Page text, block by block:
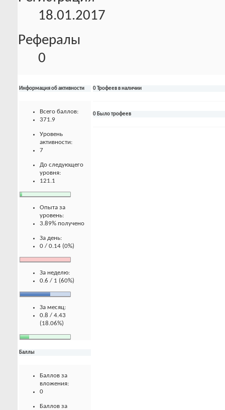
18.01.2017
Рефералы
0
Информация об активности
Всего баллов:
371.9
Уровень
активности:
7
До следующего
уровня:
121.1
Опыта за
уровень:
3.89% получено
За день:
0 / 0.14 (0%)
За неделю:
0.6 / 1 (60%)
За месяц:
0.8 / 4.43
(18.06%)
Баллы
Баллов за
вложения:
0
Баллов за
0 Трофеев в наличии
0 Было трофеев